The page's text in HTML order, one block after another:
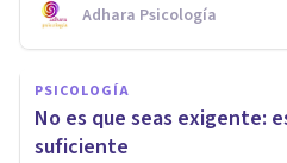
Adhara Psicología
PSICOLOGÍA
No es que seas exigente:
suficiente